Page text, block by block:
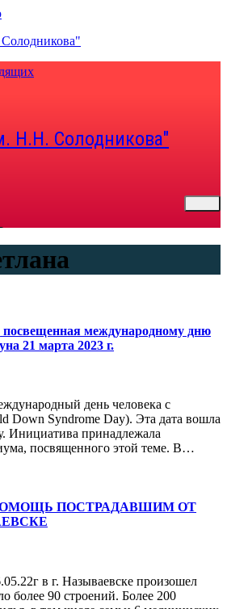
Н.Н. Солодникова"
посвещенная международному дню
21 марта 2023 г.
день человека с
Down Syndrome Day). Эта дата вошла
Инициатива принадлежала
посвященного этой теме. В…
ПОСТРАДАВШИМ ОТ
в г. Называевске произошел
более 90 строений. Более 200